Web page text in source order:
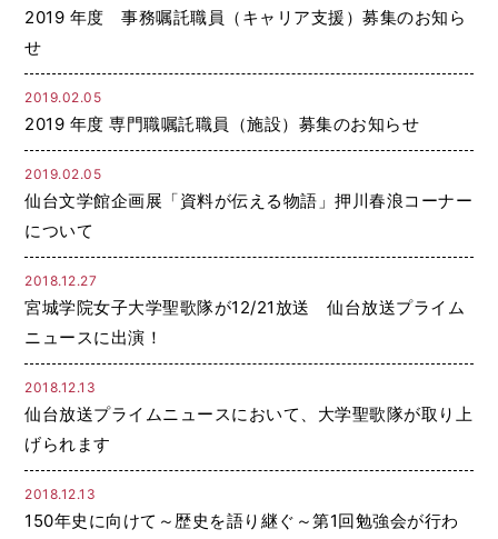
2019 年度 事務嘱託職員（キャリア支援）募集のお知ら
せ
2019.02.05
2019 年度 専門職嘱託職員（施設）募集のお知らせ
2019.02.05
仙台文学館企画展「資料が伝える物語」押川春浪コーナー
について
2018.12.27
宮城学院女子大学聖歌隊が12/21放送 仙台放送プライム
ニュースに出演！
2018.12.13
仙台放送プライムニュースにおいて、大学聖歌隊が取り上
げられます
2018.12.13
150年史に向けて～歴史を語り継ぐ～第1回勉強会が行わ